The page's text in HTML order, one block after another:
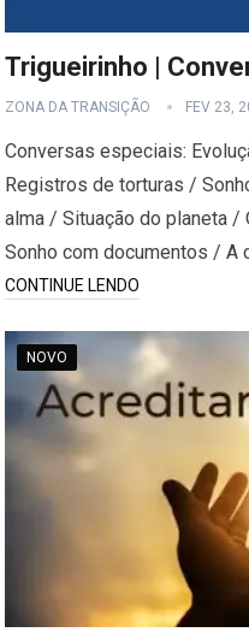
Trigueirinho |
ZONA DA TRANSIÇÃO FEV 23,
Conversas especiais:
Registros de torturas /
alma / Situação do planeta
Sonho com documentos / A
CONTINUE LENDO
NOVO